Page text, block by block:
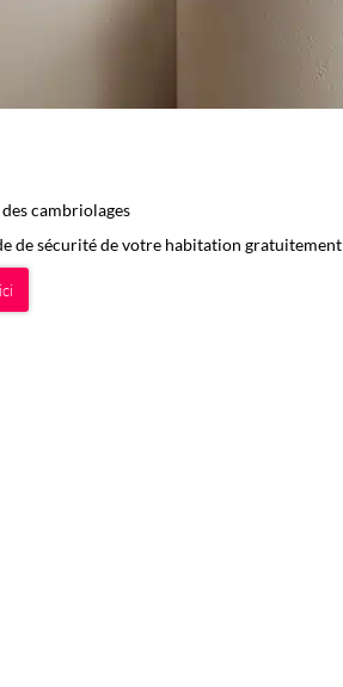
cambriolages
de sécurité de votre habitation gratuitement